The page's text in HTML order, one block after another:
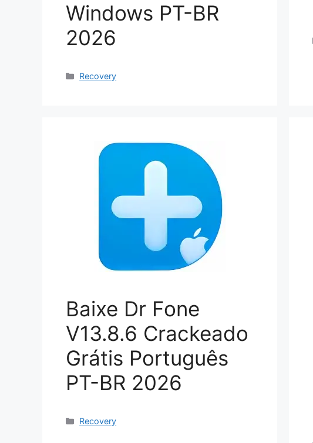
Windows PT-BR
2026
Categorias
Recovery
Baixe Dr Fone
V13.8.6 Crackeado
Grátis Português
PT-BR 2026
Categorias
Recovery